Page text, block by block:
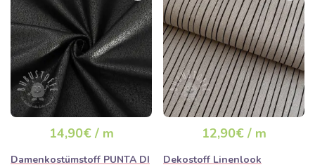
14,90€ / m
Damenkostümstoff PUNTA DI
12,90€ / m
Dekostoff Linenlook